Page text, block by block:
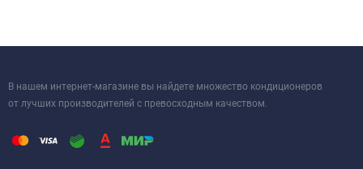
В нашем интернет-магазине вы найдете множество кондиционеров
от лучших производителей с превосходным качеством.